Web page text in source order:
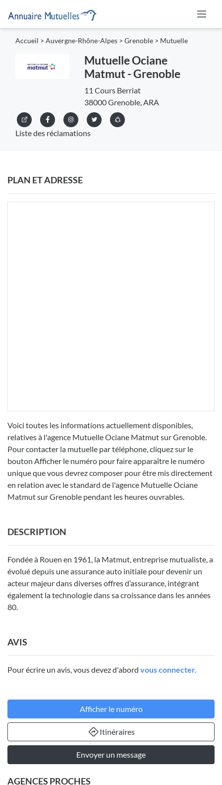
Accueil > Auvergne-Rhône-Alpes > Grenoble > Mutuelle
Mutuelle Ociane
Matmut - Grenoble
11 Cours Berriat
38000 Grenoble, ARA
Liste des réclamations
PLAN ET ADRESSE
Voici toutes les informations actuellement disponibles,
relatives à l'agence Mutuelle Ociane Matmut sur Grenoble.
Pour contacter la mutuelle par téléphone, cliquez sur le
bouton Afficher le numéro pour faire apparaître le numéro
unique que vous devrez composer pour être mis directement
en relation avec le standard de l'agence Mutuelle Ociane
Matmut sur Grenoble pendant les heures ouvrables.
DESCRIPTION
Fondée à Rouen en 1961, la Matmut, entreprise mutualiste, a
évolué depuis une assurance auto initiale pour devenir un
acteur majeur dans diverses offres d’assurance, intégrant
également la technologie dans sa croissance dans les années
80.
AVIS
Pour écrire un avis, vous devez d'abord vous connecter.
Afficher le numéro
Itinéraires
Envoyer un message
AGENCES PROCHES